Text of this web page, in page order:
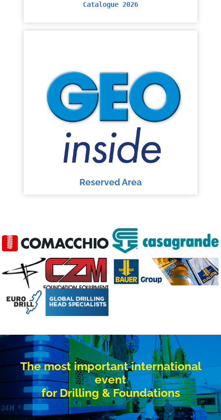
Catalogue 2026
Reserved Area
The most important international
event
for Drilling & Foundations